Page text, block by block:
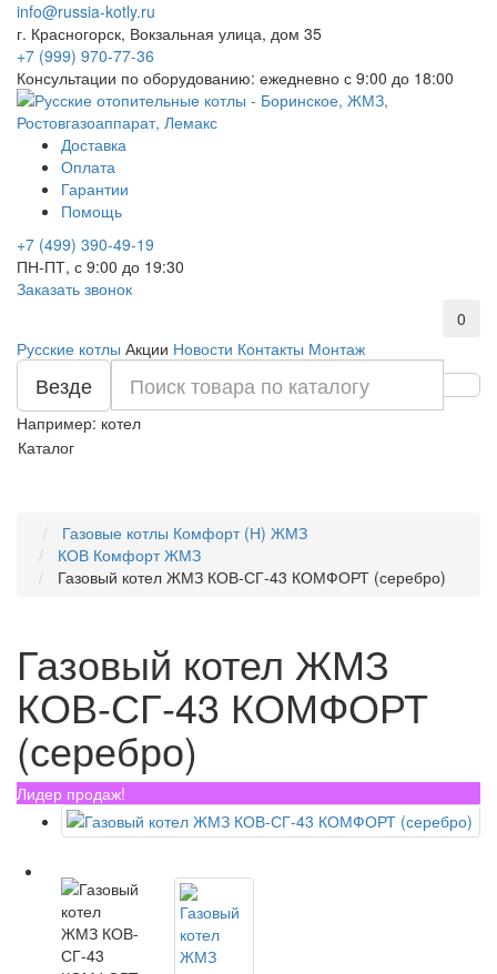
info@russia-kotly.ru
г. Красногорск, Вокзальная улица, дом 35
+7 (999) 970-77-36
Консультации по оборудованию: ежедневно с 9:00 до 18:00
Доставка
Оплата
Гарантии
Помощь
+7 (499) 390-49-19
ПН-ПТ, с 9:00 до 19:30
Заказать звонок
0
Русские котлы Акции Новости Контакты Монтаж
Везде
Например: котел
Каталог
Газовые котлы Комфорт (Н) ЖМЗ
КОВ Комфорт ЖМЗ
Газовый котел ЖМЗ КОВ-СГ-43 КОМФОРТ (серебро)
Газовый котел ЖМЗ
КОВ-СГ-43 КОМФОРТ
(серебро)
Лидер продаж!